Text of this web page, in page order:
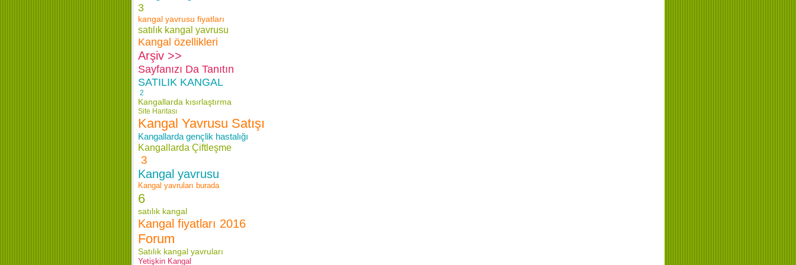
3
kangal yavrusu fiyatları
satılık kangal yavrusu
Kangal özellikleri
Arşiv >>
Sayfanızı Da Tanıtın
SATILIK KANGAL
2
Kangallarda kısırlaştırma
Site Haritası
Kangal Yavrusu Satışı
Kangallarda gençlik hastalığı
Kangallarda Çiftleşme
3
Kangal yavrusu
Kangal yavruları burada
6
satılık kangal
Kangal fiyatları 2016
Forum
Satılık kangal yavruları
Yetişkin Kangal